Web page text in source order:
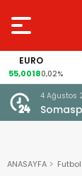
0,02%
4 Ağustos
ANASAYFA